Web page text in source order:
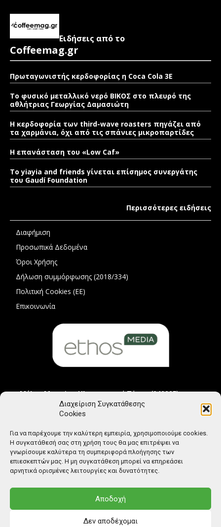
Διαχείριση Συγκατάθεσης
Cookies
Για να παρέχουμε την καλύτερη εμπειρία, χρησιμοποιούμε cookies.
Η συγκατάθεσή σας στη χρήση τους θα μας επιτρέψει να
γνωρίσουμε καλύτερα τη συμπεριφορά πλοήγησης των
επιεσκεπτών μας. Η μη συγκατάθεση μπορεί να επηρεάσει
αρνητικά ορισμένες λειτουργίες και δυνατότητες.
Αποδοχή
Δεν αποδέχομαι
Ειδήσεις από το
Coffeemag.gr
Πρωταγωνιστής κερδοφορίας η Coca Cola 3E
Το φυσικό μεταλλικό νερό ΒΙΚΟΣ στο πλευρό της
αθλήτριας Γεωργίας Δαμασιώτη
Η κερδοφορία των third-wave roasters πηγάζει από
τα χαρμάνια, όχι από τις σπάνιες μικροπαρτίδες
Η επανάσταση του «Low Caf»
To yiayia and friends γίνεται επίσημος συνεργάτης
του Gaudí Foundation
Περισσότερες ειδήσεις
Διαφήμιση
Προσωπικά Δεδομένα
Όροι Χρήσης
Δήλωση συμμόρφωσης (2018/334)
Πολιτική Cookies (ΕΕ)
Επικοινωνία
Μέλος Μητρώου Ηλεκτρονικού Τύπου (242225)